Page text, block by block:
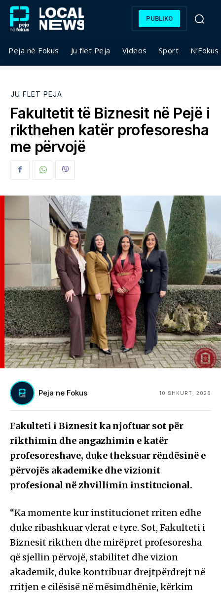
PUBLIKO
Peja në Fokus Ju flet Peja Videos Sport
JU FLET PEJA
Fakultetit të Biznesit në Pejë i
rikthehen katër profesoresha
me përvojë
Peja ne Fokus 10 SHKURT, 2026
Fakulteti i Biznesit ka njoftuar sot për
rikthimin dhe angazhimin e katër
profesoreshave, duke theksuar rëndësinë e
përvojës akademike dhe vizionit
profesional në zhvillimin institucional.
“Ka momente kur institucionet rriten edhe
duke ribashkuar vlerat e tyre. Sot, Fakulteti i
Biznesit rikthen dhe mirëpret profesoresha
që sjellin përvojë, stabilitet dhe vizion
akademik, duke kontribuar drejtpërdrejt në
rritjen e cilësisë në mësimdhënie, kërkim